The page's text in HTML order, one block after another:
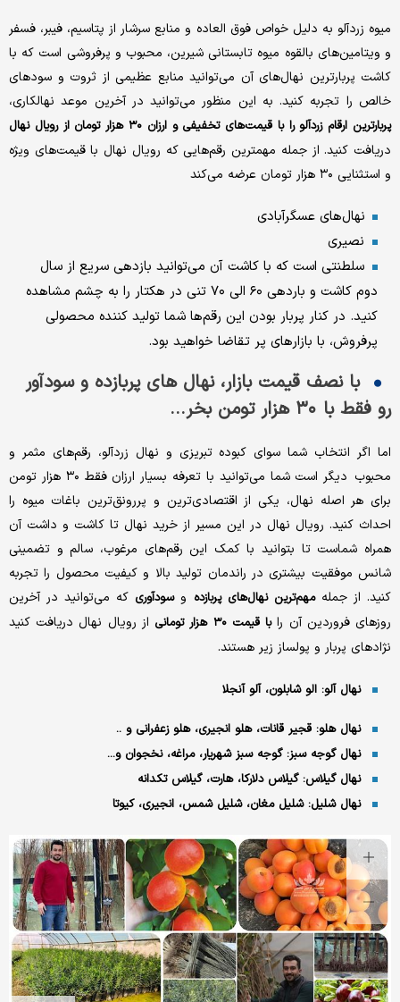
میوه زردآلو به دلیل خواص فوق العاده و منابع سرشار از پتاسیم، فیبر، فسفر
و ویتامین‌های بالقوه میوه تابستانی شیرین، محبوب و پرفروشی است که با
کاشت پربارترین نهال‌های آن می‌توانید منابع عظیمی از ثروت و سودهای
خالص را تجربه کنید. به این منظور می‌توانید در آخرین موعد نهالکاری،
پربارترین ارقام زردآلو را با قیمت‌های تخفیفی و ارزان ۳۰ هزار تومان از رویال نهال
دریافت کنید. از جمله مهمترین رقم‌هایی که رویال نهال با قیمت‌های ویژه
و استثنایی ۳۰ هزار تومان عرضه می‌کند
نهال‌های عسگرآبادی
نصیری
سلطنتی است که با کاشت آن می‌توانید بازدهی سریع از سال
دوم کاشت و باردهی ۶۰ الی ۷۰ تنی در هکتار را به چشم مشاهده
کنید. در کنار پربار بودن این رقم‌ها شما تولید کننده محصولی
پرفروش، با بازارهای پر تقاضا خواهید بود.
با نصف قیمت بازار، نهال ‌های پربازده و سودآور
رو فقط با ۳۰ هزار تومن بخر...
اما اگر انتخاب شما سوای کبوده تبریزی و نهال زردآلو، رقم‌های مثمر و
محبوب دیگر است شما می‌توانید با تعرفه بسیار ارزان فقط ۳۰ هزار تومن
برای هر اصله نهال، یکی از اقتصادی‌ترین و پررونق‌ترین باغات میوه را
احداث کنید. رویال نهال در این مسیر از خرید نهال تا کاشت و داشت آن
همراه شماست تا بتوانید با کمک این رقم‌های مرغوب، سالم و تضمینی
شانس موفقیت بیشتری در راندمان تولید بالا و کیفیت محصول را تجربه
کنید. از جملهمهم‌ترین نهال‌های پربازده وسودآوری که می‌توانید در آخرین
روزهای فروردین آن رابا قیمت ۳۰ هزار تومانی
از رویال نهال دریافت کنید
نژادهای پربار و پولساز زیر هستند.
نهال آلو: الو شابلون، آلو آنجلا
نهال هلو: قجیر قانات، هلو انجیری، هلو زعفرانی و ..
نهال گوجه سبز: گوجه سبز شهریار، مراغه، نخجوان و...
نهال گیلاس: گیلاس دلارکا، هارت، گیلاس تکدانه
نهال شلیل: شلیل مغان، شلیل شمس، انجیری، کیوتا